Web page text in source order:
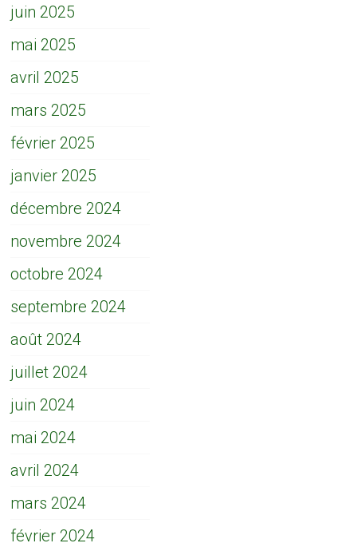
juin 2025
mai 2025
avril 2025
mars 2025
février 2025
janvier 2025
décembre 2024
novembre 2024
octobre 2024
septembre 2024
août 2024
juillet 2024
juin 2024
mai 2024
avril 2024
mars 2024
février 2024